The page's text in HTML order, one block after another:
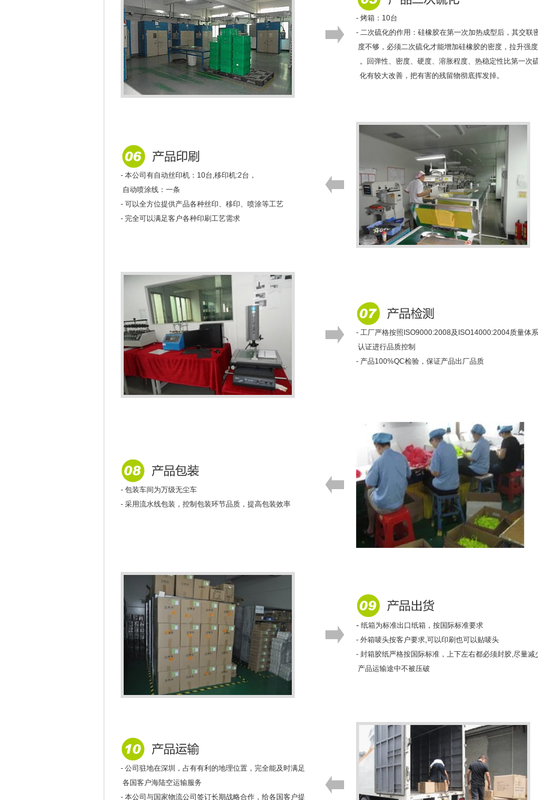
- 烤箱：10台
- 二次硫化的作用：硅橡胶在第一次加热成型后，其交联
度不够，必须二次硫化才能增加硅橡胶的密度，拉升强度
。回弹性、密度、硬度、溶胀程度、热稳定性比第一次
化有较大改善，把有害的残留物彻底挥发掉。
- 本公司有自动丝印机：10台,移印机:2台，
自动喷涂线：一条
- 可以全方位提供产品各种丝印、移印、喷涂等工艺
- 完全可以满足客户各种印刷工艺需求
- 工厂严格按照ISO9000:2008及ISO14000:2004质量体系
认证进行品质控制
- 产品100%QC检验，保证产品出厂品质
- 包装车间为万级无尘车
- 采用流水线包装，控制包装环节品质，提高包装效率
- 纸箱为标准出口纸箱，按国际标准要求
- 外箱唛头按客户要求,可以印刷也可以贴唛头
- 封箱胶纸严格按国际标准，上下左右都必须封胶,尽量减
产品运输途中不被压破
- 公司驻地在深圳，占有有利的地理位置，完全能及时满足
各国客户海陆空运输服务
- 本公司与国家物流公司签订长期战略合作，给各国客户提